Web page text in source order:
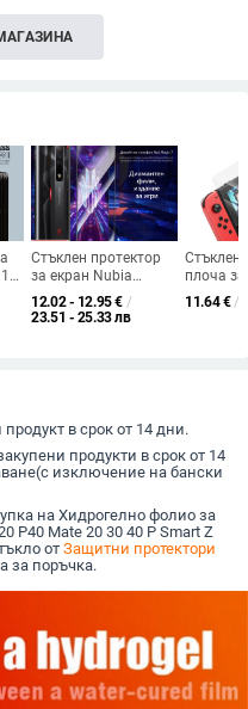
Стъклен протектор
за екран Nubia
RedMagic – пълен
екран, HD, анти
12.02 - 12.95€ /
23.51 - 25.33 лв
плоча
Nintendo
OLED/
11.64€ /
в срок от 14 дни.
продукти в срок от 14
изключение на бански
на Хидрогелно фолио за
P40 Mate 20 30 40 P Smart Z
от Защитни протектори
за поръчка.